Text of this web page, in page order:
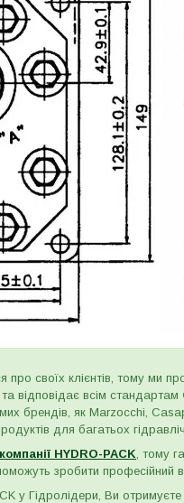
про своїх клієнтів, тому ми
відповідає всім
брендів, як Marzocchi,
для багатьох
HYDRO-PACK, тому
зробити професійний
у Гідролідери, Ви отримуєте